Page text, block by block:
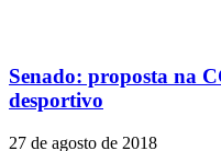
Senado: proposta na
desportivo
27 de agosto de 2018